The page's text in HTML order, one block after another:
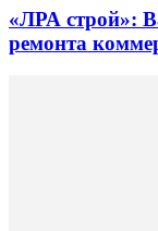
«ЛРА строй»:
ремонта